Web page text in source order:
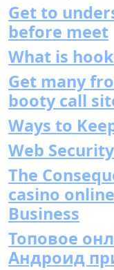
Get to
before meet
What is
Get many
booty call
Ways to
Web
The
casino
Business
Топовое
Андроид